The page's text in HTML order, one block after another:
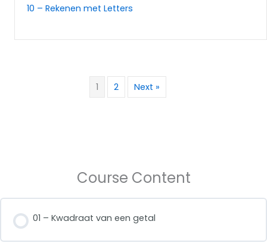
10 – Rekenen met Letters
1 2 Next »
Course Content
01 – Kwadraat van een getal